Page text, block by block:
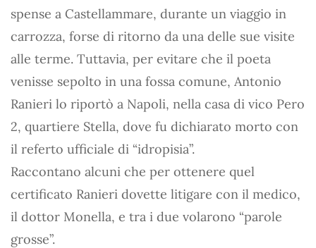
spense a Castellammare, durante un viaggio in
carrozza, forse di ritorno da una delle sue visite
alle terme. Tuttavia, per evitare che il poeta
venisse sepolto in una fossa comune, Antonio
Ranieri lo riportò a Napoli, nella casa di vico Pero
2, quartiere Stella, dove fu dichiarato morto con
il referto ufficiale di “idropisia”.
Raccontano alcuni che per ottenere quel
certificato Ranieri dovette litigare con il medico,
il dottor Monella, e tra i due volarono “parole
grosse”.